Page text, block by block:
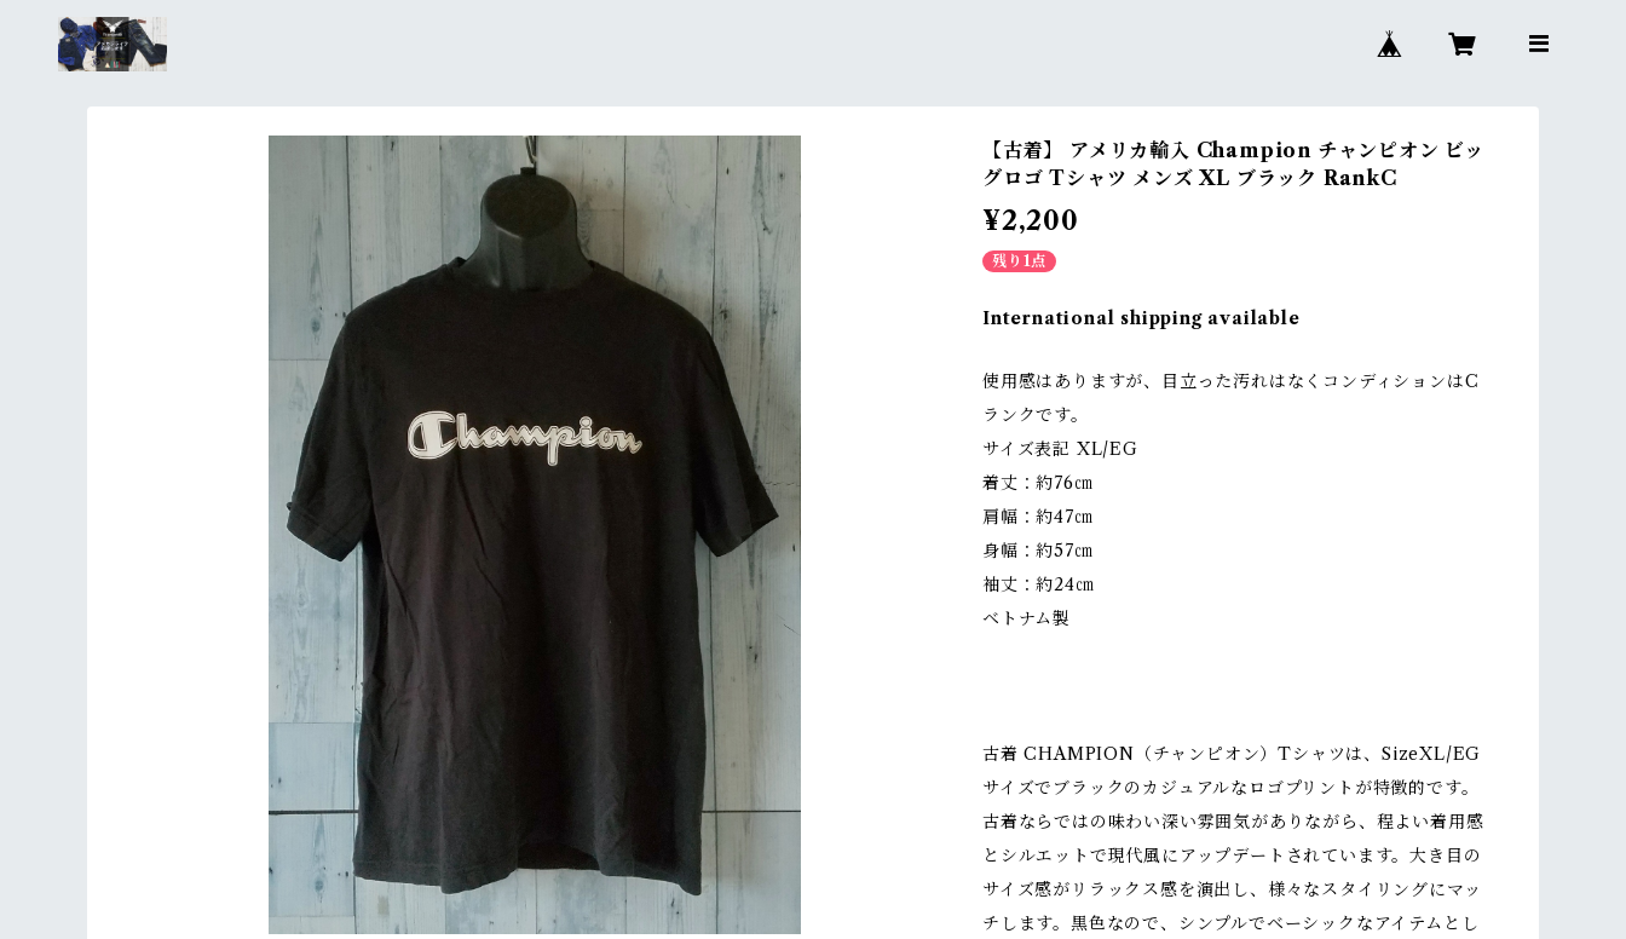
【古着】 アメリカ輸入 Champion チャンピオン ビッ
グロゴ Tシャツ メンズ XL ブラック RankC
¥2,200
残り1点
International shipping available
使用感はありますが、目立った汚れはなくコンディションはC
ランクです。
サイズ表記 XL/EG
着丈：約76㎝
肩幅：約47㎝
身幅：約57㎝
袖丈：約24㎝
ベトナム製
古着 CHAMPION（チャンピオン）Tシャツは、SizeXL/EG
サイズでブラックのカジュアルなロゴプリントが特徴的です。
古着ならではの味わい深い雰囲気がありながら、程よい着用感
とシルエットで現代風にアップデートされています。大き目の
サイズ感がリラックス感を演出し、様々なスタイリングにマッ
チします。黒色なので、シンプルでベーシックなアイテムとし